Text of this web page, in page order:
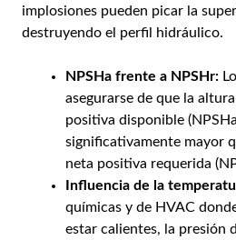
implosiones pueden picar la
destruyendo el perfil hidráulico.
NPSHa frente a NPSHr:
asegurarse de que la
positiva disponible
significativamente mayor
neta positiva requerida
Influencia de la
químicas y de HVAC
estar calientes, la presión